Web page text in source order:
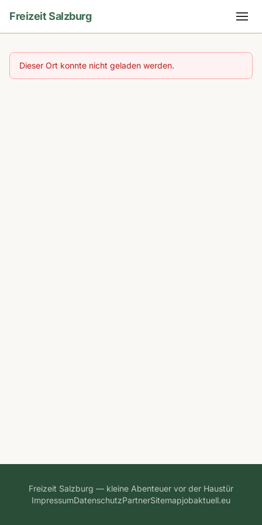
Freizeit Salzburg
Dieser Ort konnte nicht geladen werden.
Freizeit Salzburg — kleine Abenteuer vor der Haustür
ImpressumDatenschutzPartnerSitemapjobaktuell.eu